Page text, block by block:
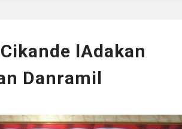
lAdakan
Danramil